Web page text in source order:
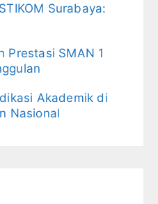
Surabaya:
Prestasi SMAN 1
Akademik di
Nasional